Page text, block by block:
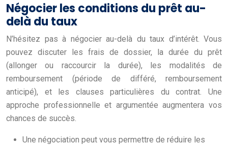
Négocier les conditions du prêt au-
delà du taux
N’hésitez pas à négocier au-delà du taux d’intérêt. Vous
pouvez discuter les frais de dossier, la durée du prêt
(allonger ou raccourcir la durée), les modalités de
remboursement (période de différé, remboursement
anticipé), et les clauses particulières du contrat. Une
approche professionnelle et argumentée augmentera vos
chances de succès.
Une négociation peut vous permettre de réduire les